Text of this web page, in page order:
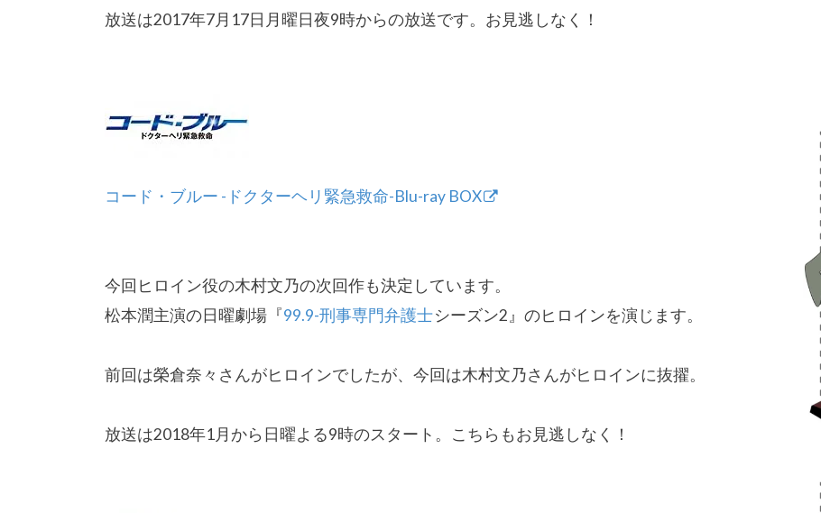
放送は2017年7月17日月曜日夜9時からの放送です。 お見逃しなく！
コード・ブルー -ドクターヘリ緊急救命-Blu-ray BOX
今回ヒロイン役の木村文乃の次回作も決定しています。
松本潤主演の日曜劇場『99.9-刑事専門弁護士シーズン2』のヒロインを演じます。
前回は榮倉奈々さんがヒロインでしたが、 今回は木村文乃さんがヒロインに抜擢。
放送は2018年1月から日曜よる9時のスタート。 こちらもお見逃しなく！